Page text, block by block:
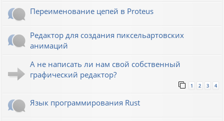
Переименование цепей в Proteus
Редактор для создания пиксельартовских
анимаций
А не написать ли нам свой собственный
графический редактор?
1 2 3 4
Язык программирования Rust